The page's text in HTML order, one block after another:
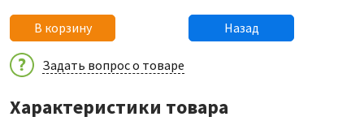
В корзину Назад
Задать вопрос о товаре
Характеристики товара